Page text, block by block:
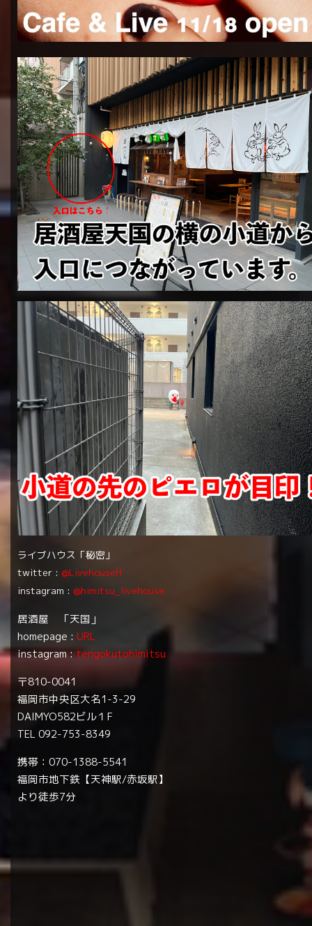
ライブハウス「秘密」
twitter : @LivehouseH
instagram : @himitsu_livehouse
居酒屋 「天国」
homepage : URL
instagram :tengokutohimitsu
〒810-0041
福岡市中央区大名1-3-29
DAIMYO582ビル１F
TEL 092-753-8349
携帯：070-1388-5541
福岡市地下鉄【天神駅/赤坂駅】
より徒歩7分